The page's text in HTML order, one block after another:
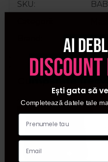
SKU
Ai
Ești gata să
Completează datele tale